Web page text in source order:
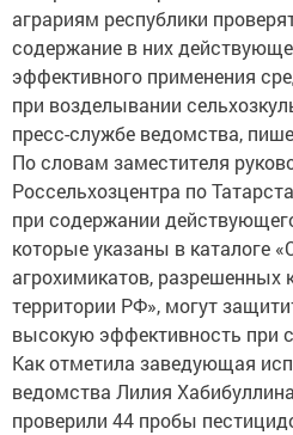
аграриям республики
содержание в них
эффективного применения
при возделывании
пресс-службе ведомства,
По словам заместителя
Россельхозцентра по
при содержании
которые указаны в каталоге
агрохимикатов, разрешенных
территории РФ», могут
высокую эффективность при
Как отметила заведующая
ведомства Лилия
проверили 44 пробы